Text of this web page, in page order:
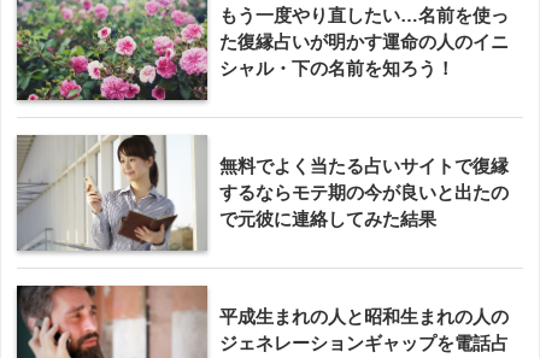
もう一度やり直したい…名前を使っ
た復縁占いが明かす運命の人のイニ
シャル・下の名前を知ろう！
無料でよく当たる占いサイトで復縁
するならモテ期の今が良いと出たの
で元彼に連絡してみた結果
平成生まれの人と昭和生まれの人の
ジェネレーションギャップを電話占